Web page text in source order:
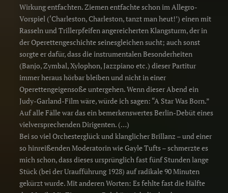
Wirkung entfachten. Ziemen entfachte schon im Allegro-
Vorspiel (‘Charleston, Charleston, tanzt man heut!’) einen mit
Rasseln und Trillerpfeifen angereicherten Klangsturm, der in
der Operettengeschichte seinesgleichen sucht; auch sonst
sorgte er dafür, dass die instrumentalen Besonderheiten
(Banjo, Zymbal, Xylophon, Jazzpiano etc.) dieser Partitur
immer heraus hörbar bleiben und nicht in einer
Operettengeigensoße untergehen. Wenn dieser Abend ein
Judy-Garland-Film wäre, würde ich sagen: “A Star Was Born.”
Auf alle Fälle war das ein bemerkenswertes Berlin-Debüt eines
vielversprechenden Dirigenten. (…)
Bei so viel Orchesterglück und klanglicher Brillanz – und einer
so hinreißenden Moderatorin wie Gayle Tufts – schmerzte es
mich schon, dass dieses ursprünglich fast fünf Stunden lange
Stück (bei der Uraufführung 1928) auf radikale 90 Minuten
gekürzt wurde. Mit anderen Worten: Es fehlte fast die Hälfte